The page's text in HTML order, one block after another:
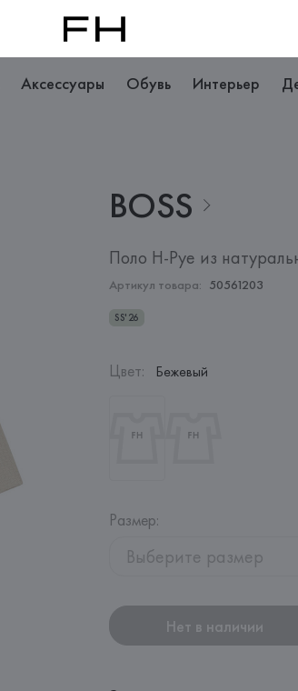
Аксессуары Обувь Интерьер
BOSS
Поло H-Pye из
Артикул товара: 50561203
SS'26
Цвет: Бежевый
Размер:
Выберите размер
Нет в наличии